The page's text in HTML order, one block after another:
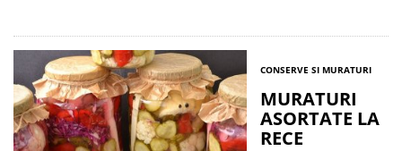
CONSERVE SI MURATURI
MURATURI
ASORTATE LA
RECE